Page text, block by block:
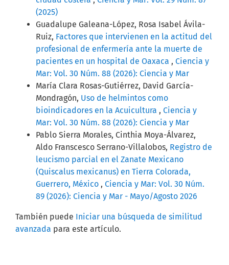
(2025)
Guadalupe Galeana-López, Rosa Isabel Ávila-
Ruiz, Factores que intervienen en la actitud del
profesional de enfermería ante la muerte de
pacientes en un hospital de Oaxaca , Ciencia y
Mar: Vol. 30 Núm. 88 (2026): Ciencia y Mar
María Clara Rosas-Gutiérrez, David García-
Mondragón, Uso de helmintos como
bioindicadores en la Acuicultura , Ciencia y
Mar: Vol. 30 Núm. 88 (2026): Ciencia y Mar
Pablo Sierra Morales, Cinthia Moya-Álvarez,
Aldo Franscesco Serrano-Villalobos, Registro de
leucismo parcial en el Zanate Mexicano
(Quiscalus mexicanus) en Tierra Colorada,
Guerrero, México , Ciencia y Mar: Vol. 30 Núm.
89 (2026): Ciencia y Mar - Mayo/Agosto 2026
También puede Iniciar una búsqueda de similitud
avanzada para este artículo.